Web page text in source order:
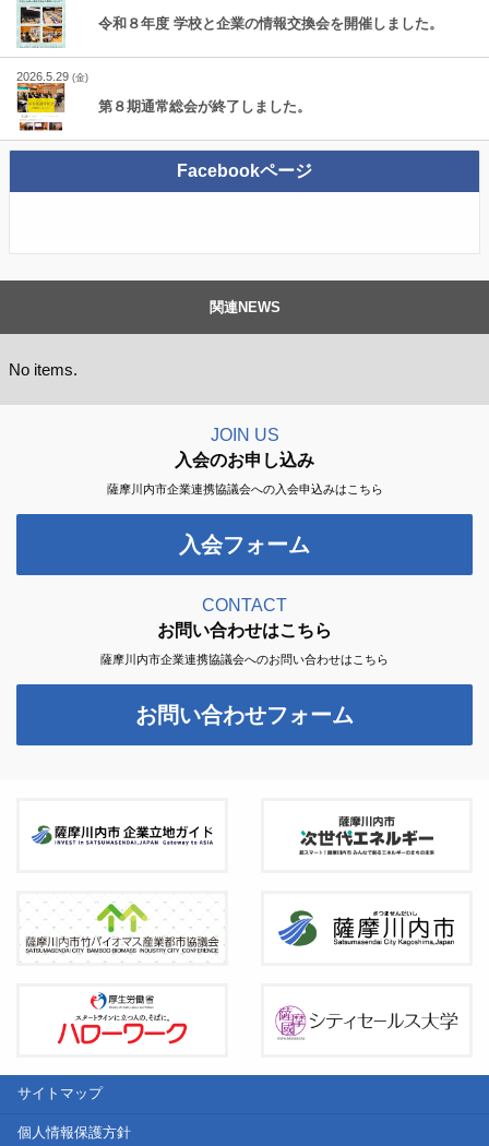
令和８年度 学校と企業の情報交換会を開催しました。
2026.5.29 (金)
第８期通常総会が終了しました。
Facebookページ
関連NEWS
No items.
JOIN US
入会のお申し込み
薩摩川内市企業連携協議会への入会申込みはこちら
入会フォーム
CONTACT
お問い合わせはこちら
薩摩川内市企業連携協議会へのお問い合わせはこちら
お問い合わせフォーム
サイトマップ
個人情報保護方針